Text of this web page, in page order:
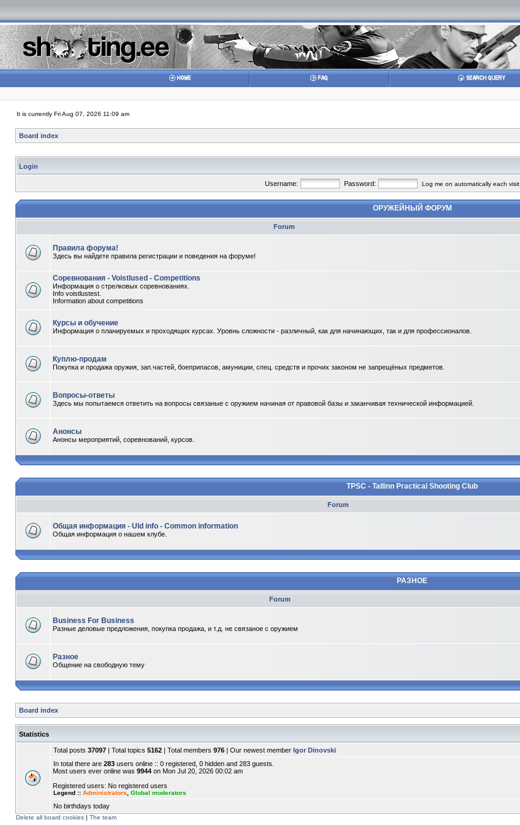
It is currently Fri Aug 07, 2026 11:09 am
Board index
Login
Username: Password: Log me on automatically each visit
ОРУЖЕЙНЫЙ ФОРУМ
Forum
Правила форума!
Здесь вы найдете правила регистрации и поведения на форуме!
Соревнования - Voistlused - Competitions
Информация о стрелковых соревнованиях.
Info voistlustest.
Information about competitions
Курсы и обучение
Информация о планируемых и проходящих курсах. Уровнь сложности - различный, как для начинающих, так и для профессионалов.
Куплю-продам
Покупка и продажа оружия, зап.частей, боеприпасов, амуниции, спец. средств и прочих законом не запрещёных предметов.
Вопросы-ответы
Здесь мы попытаемся ответить на вопросы связаные с оружием начиная от правовой базы и заканчивая технической информацией.
Анонсы
Анонсы мероприятий, соревнований, курсов.
TPSC - Tallinn Practical Shooting Club
Forum
Общая информация - Uld info - Common information
Общая информация о нашем клубе.
РАЗНОЕ
Forum
Business For Business
Разные деловые предложения, покупка продажа, и т.д. не связаное с оружием
Разное
Общение на свободную тему
Board index
Statistics
Total posts 37097 | Total topics 5162 | Total members 976 | Our newest member Igor Dinovski
In total there are 283 users online :: 0 registered, 0 hidden and 283 guests.
Most users ever online was 9944 on Mon Jul 20, 2026 00:02 am
Registered users: No registered users
Legend :: Administrators Global moderators
No birthdays today
Delete all board cookies | The team